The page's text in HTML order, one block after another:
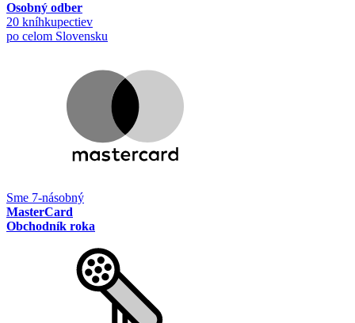
Osobný odber
20 kníhkupectiev
po celom Slovensku
Sme 7-násobný
MasterCard
Obchodník roka